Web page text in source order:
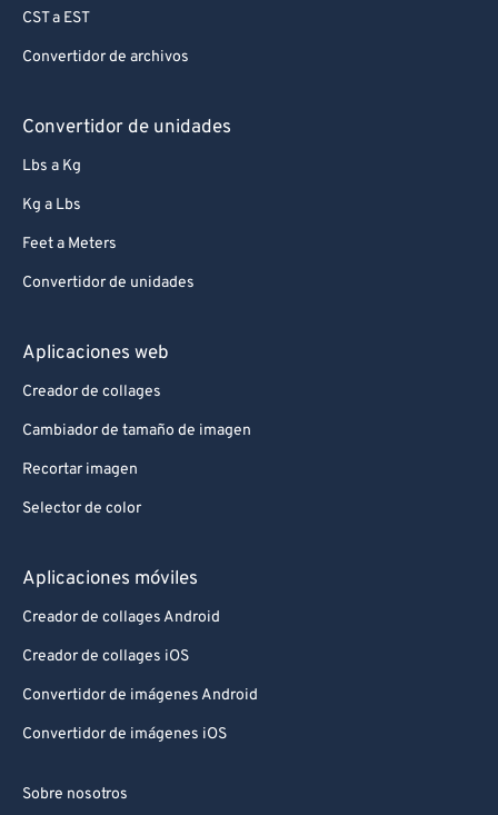
CST a EST
Convertidor de archivos
Convertidor de unidades
Lbs a Kg
Kg a Lbs
Feet a Meters
Convertidor de unidades
Aplicaciones web
Creador de collages
Cambiador de tamaño de imagen
Recortar imagen
Selector de color
Aplicaciones móviles
Creador de collages Android
Creador de collages iOS
Convertidor de imágenes Android
Convertidor de imágenes iOS
Sobre nosotros